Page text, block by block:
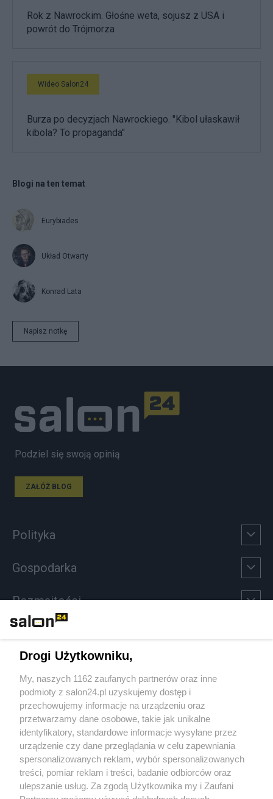
Rok z Nawrockim. Głośne weta, sojusz z USA i
powrót do Trójmorza
Wideo Salon24
Burza po decyzjach Nawrockiego. "Kibol ułaskawił
kibola? To propaganda"
Blogi na ten temat
Eurybiades
Układ Otwarty
Konrad Lata
Napisz notkę
Podziel się swoją opinią
ZAŁÓŻ BLOG
Polityka
Gospodarka
Rozmaitości
Sport
Społeczeństwo
Kultura
X Facebook Instagram Youtube
Drogi Użytkowniku,
My, naszych 1162 zaufanych partnerów oraz inne
podmioty z salon24.pl uzyskujemy dostęp i
przechowujemy informacje na urządzeniu oraz
przetwarzamy dane osobowe, takie jak unikalne
identyfikatory, standardowe informacje wysyłane przez
urządzenie czy dane przeglądania w celu zapewniania
spersonalizowanych reklam, wybór spersonalizowanych
treści, pomiar reklam i treści, badanie odbiorców oraz
ulepszanie usług. Za zgodą Użytkownika my i Zaufani